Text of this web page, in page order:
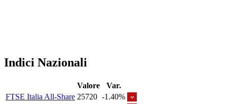
Indici Nazionali
Valore
Var.
FTSE Italia All-Share 25720 -1.40%